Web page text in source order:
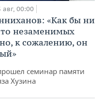
авг, 00:00
«Как бы ни
незаменимых
к сожалению, он
семинар памяти
Хузина